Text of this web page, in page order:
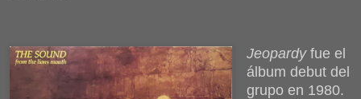
Jeopardyfue el
álbum debut del
grupo en 1980.